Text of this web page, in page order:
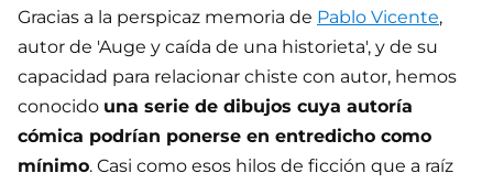
Gracias a la perspicaz memoria de Pablo Vicente,
autor de 'Auge y caída de una historieta', y de su
capacidad para relacionar chiste con autor, hemos
conocido una serie de dibujos cuya autoría
cómica podrían ponerse en entredicho como
mínimo. Casi como esos hilos de ficción que a raíz